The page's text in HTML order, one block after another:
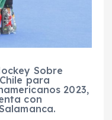
Sobre
para
2023,
con